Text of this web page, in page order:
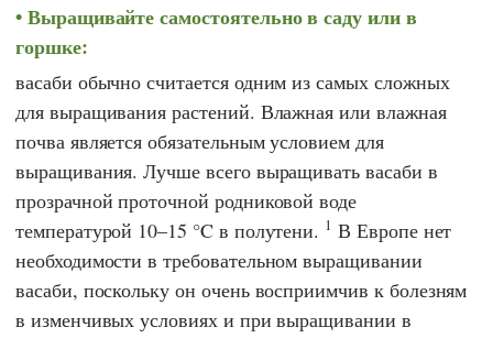
Выращивайте самостоятельно в саду или в
горшке:
васаби обычно считается одним из самых сложных
для выращивания растений. Влажная или влажная
почва является обязательным условием для
выращивания. Лучше всего выращивать васаби в
прозрачной проточной родниковой воде
температурой 10–15 °C в полутени. 1 В Европе нет
необходимости в требовательном выращивании
васаби, поскольку он очень восприимчив к болезням
в изменчивых условиях и при выращивании в